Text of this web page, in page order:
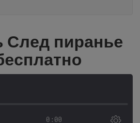
След пиранье
0:00